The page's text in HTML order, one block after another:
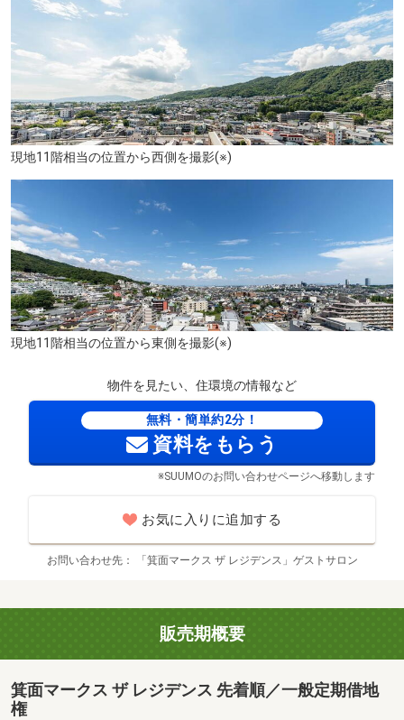
YUZUYA 橋本亭(徒歩6分)
現地11階相当の位置から西側を撮影(※)
現地11階相当の位置から東側を撮影(※)
物件を見たい、住環境の情報など
無料・簡単約2分！
資料をもらう
※SUUMOのお問い合わせページへ移動します
お気に入りに追加する
お問い合わせ先 「箕面マークス ザ レジデンス」ゲストサロン
販売期概要
箕面マークス ザ レジデンス 先着順／一般定期借地
権